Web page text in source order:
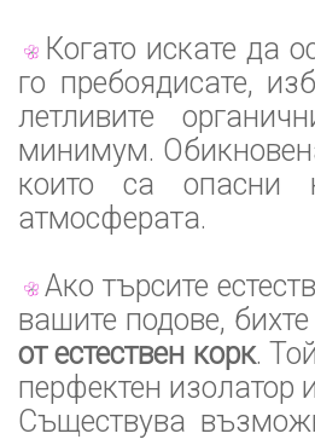
Когато искате да
го пребоядисате,
летливите
минимум.
които са опасни
атмосферата.
Ако търсите
вашите подове,
от естествен корк.
перфектен изолатор
Съществува